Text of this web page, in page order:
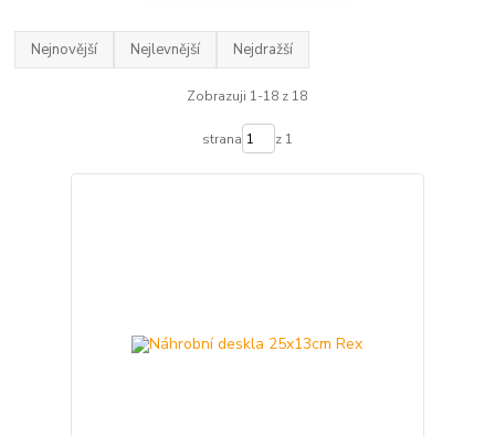
Nejnovější Nejlevnější Nejdražší
Zobrazuji 1-18 z 18
strana z 1